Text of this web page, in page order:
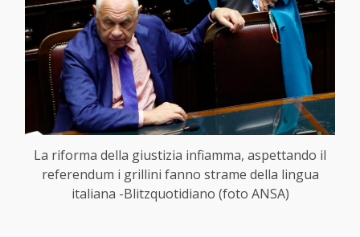
La riforma della giustizia infiamma, aspettando il
referendum i grillini fanno strame della lingua
italiana -Blitzquotidiano (foto ANSA)